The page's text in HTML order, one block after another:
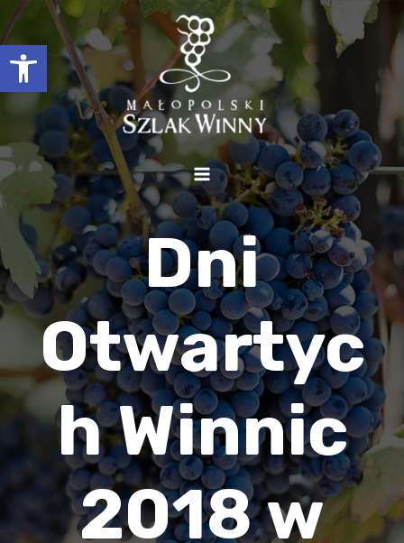
Otwórz pasek narzędzi
Dni
Otwartyc
h Winnic
2018 w